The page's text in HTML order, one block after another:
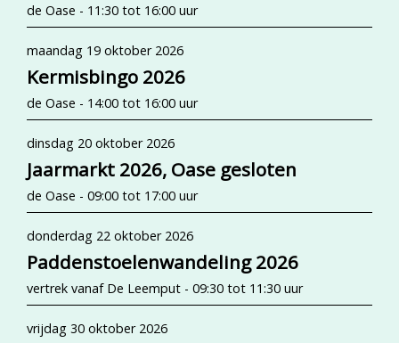
de Oase - 11:30 tot 16:00 uur
maandag 19 oktober 2026
Kermisbingo 2026
de Oase - 14:00 tot 16:00 uur
dinsdag 20 oktober 2026
Jaarmarkt 2026, Oase gesloten
de Oase - 09:00 tot 17:00 uur
donderdag 22 oktober 2026
Paddenstoelenwandeling 2026
vertrek vanaf De Leemput - 09:30 tot 11:30 uur
vrijdag 30 oktober 2026